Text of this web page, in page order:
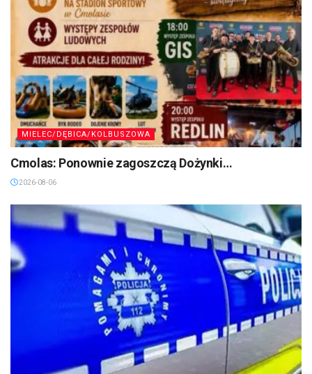
MIELEC/DĘBICA/KOLBUSZOWA
Cmolas: Ponownie zagoszczą Dożynki…
2026-08-06